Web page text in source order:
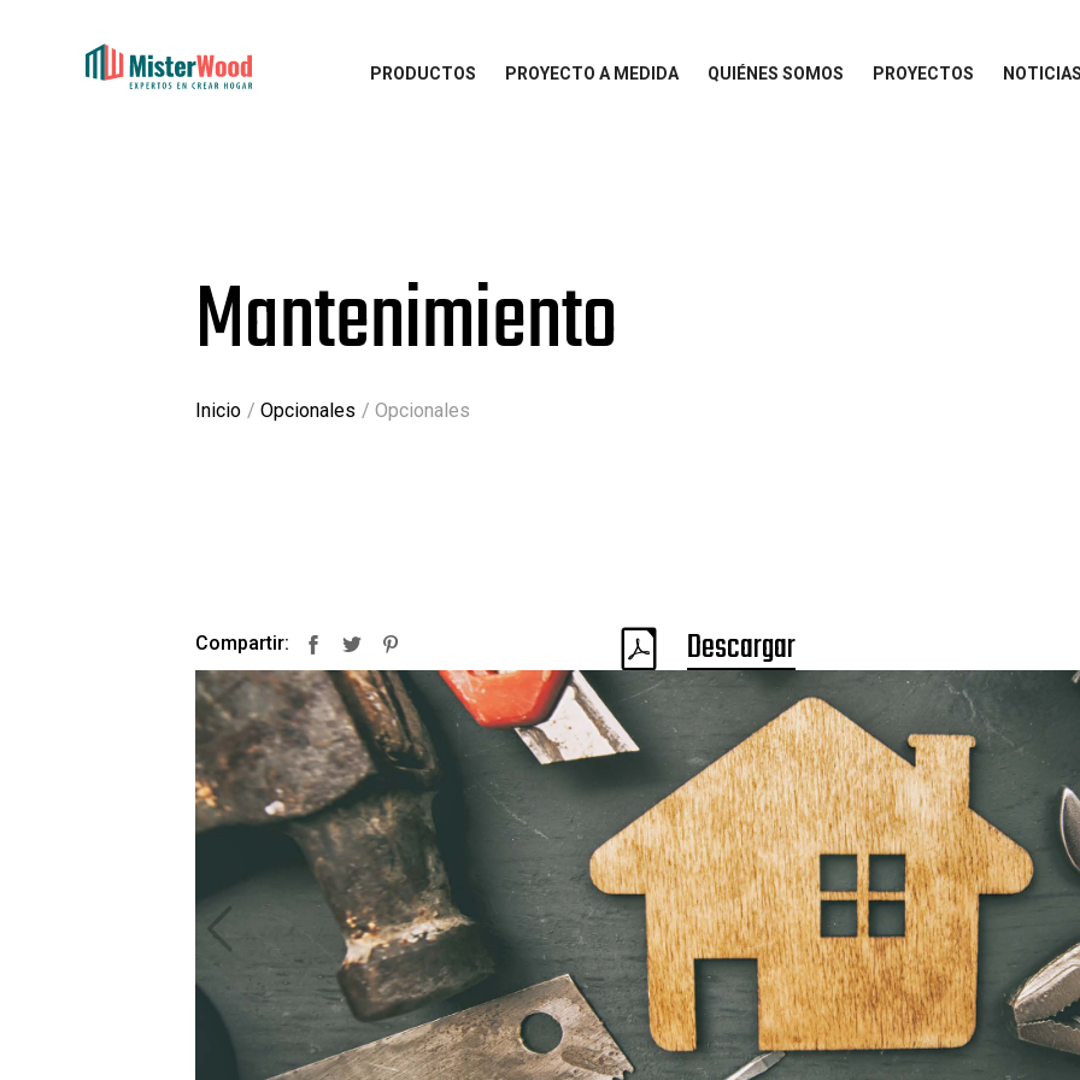
PRODUCTOS PROYECTO A MEDIDA QUIÉNES SOMOS PROYECTOS
Mantenimiento
Inicio Opcionales Opcionales
Compartir:
Facebook
TwitterPinterest Descargar